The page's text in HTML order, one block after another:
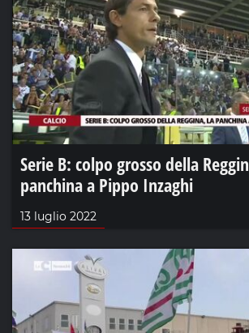
Serie B: colpo grosso della
panchina a Pippo Inzaghi
13 luglio 2022